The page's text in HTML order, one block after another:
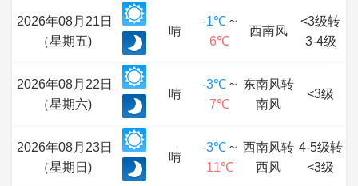
2026年08月21日
（星期五)
晴
-1℃ ~
6℃
西南风
<3级转
3-4级
2026年08月22日
（星期六)
晴
-3℃ ~
7℃
东南风转
南风
<3级
2026年08月23日
（星期日)
晴
-3℃ ~
11℃
西南风转
西风
4-5级转
<3级